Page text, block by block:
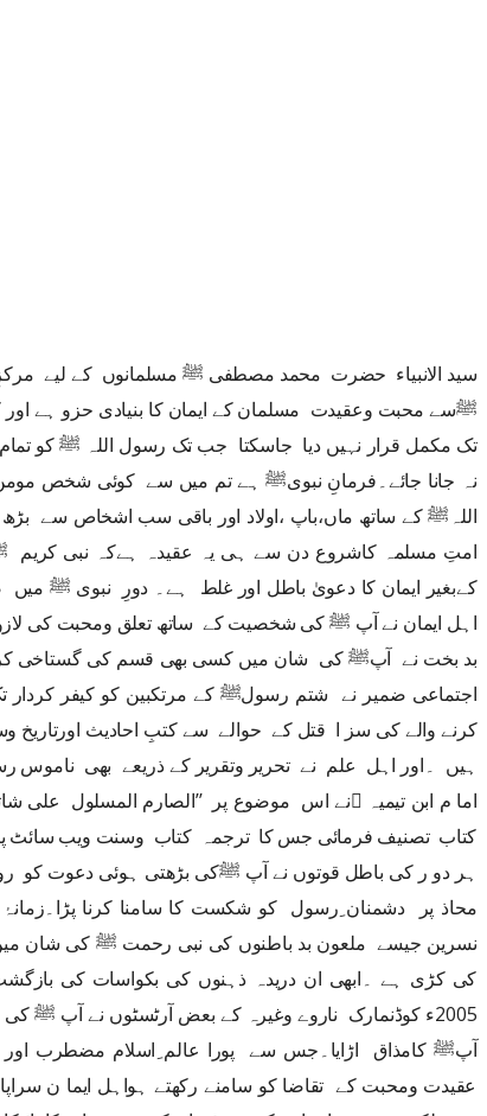
سید الانبیاء حضرت محمد مصطفی ﷺ مسلمانوں کے لیے
ﷺسے محبت وعقیدت مسلمان کے ایمان کا بنیادی حزو ہے
تک مکمل قرار نہیں دیا جاسکتا جب تک رسول اللہ ﷺ کو
نہ جانا جائے۔فرمانِ نبویﷺ ہے تم میں سے کوئی شخص
اللہﷺ کے ساتھ ماں،باپ ،اولاد اور باقی سب اشخاص سے
امتِ مسلمہ کاشروع دن سے ہی یہ عقیدہ ہےکہ نبی
کےبغیر ایمان کا دعویٰ باطل اور غلط ہے۔ دورِ نبوی ﷺ میں
اہل ایمان نے آپ ﷺ کی شخصیت کے ساتھ تعلق ومحبت کی
بد بخت نے آپﷺ کی شان میں کسی بھی قسم کی گستاخی
اجتماعی ضمیر نے شتم رسولﷺ کے مرتکبین کو کیفر کردار
کرنے والے کی سز ا قتل کے حوالے سے کتبِ احادیث
ہیں ۔اور اہل علم نے تحریر وتقریر کے ذریعے بھی ناموس
اما م ابن تیمیہ ﷫نے اس موضوع پر ’’الصارم المسلول علی
کتاب تصنیف فرمائی جس کا ترجمہ کتاب وسنت ویب سائٹ
ہر دو ر کی باطل قوتوں نے آپ ﷺکی بڑھتی ہوئی دعوت کو
محاذ پر دشمنان ِرسول کو شکست کا سامنا کرنا
نسرین جیسے ملعون بد باطنوں کی نبی رحمت ﷺ کی شان
2005ء کوڈنمارک ناروے وغیرہ کے بعض آرٹسٹوں نے آپ ﷺ
آپﷺ کامذاق اڑایا۔جس سے پورا عالم ِاسلام مضطرب
عقیدت ومحبت کے تقاضا کو سامنے رکھتے ہواہل ایما ن